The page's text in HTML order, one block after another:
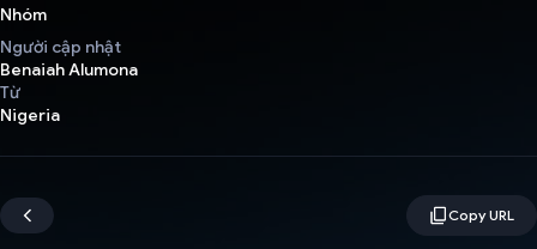
Nhóm
Người cập nhật
Benaiah Alumona
Từ
Nigeria